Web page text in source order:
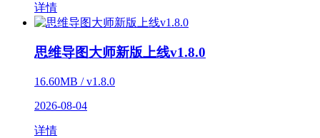
详情
思维导图大师新版上线v1.8.0
16.60MB / v1.8.0
2026-08-04
详情